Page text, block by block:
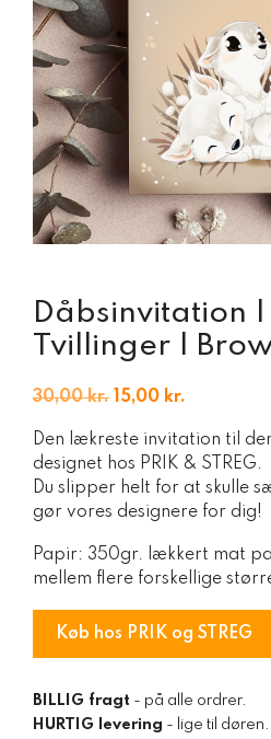
Dåbsinvitation
Tvillinger |
30,00kr.
Den
pris
var:
30,00 kr..
15,00 kr.
pris
er:
15,00 kr..
Den lækreste invitation til
designet hos PRIK & STREG.
Du slipper helt for at skulle
gør vores designere for dig!
Papir: 350gr. lækkert mat
mellem flere forskellige
Køb hos PRIK og STREG
BILLIG fragt - på alle ordrer.
HURTIG levering - lige til døren.